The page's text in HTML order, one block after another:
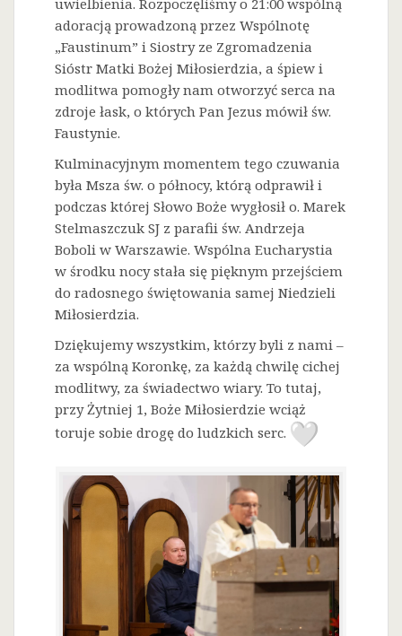
uwielbienia. Rozpoczęliśmy o 21:00 wspólną
adoracją prowadzoną przez Wspólnotę
„Faustinum” i Siostry ze Zgromadzenia
Sióstr Matki Bożej Miłosierdzia, a śpiew i
modlitwa pomogły nam otworzyć serca na
zdroje łask, o których Pan Jezus mówił św.
Faustynie.
Kulminacyjnym momentem tego czuwania
była Msza św. o północy, którą odprawił i
podczas której Słowo Boże wygłosił o. Marek
Stelmaszczuk SJ z parafii św. Andrzeja
Boboli w Warszawie. Wspólna Eucharystia
w środku nocy stała się pięknym przejściem
do radosnego świętowania samej Niedzieli
Miłosierdzia.
Dziękujemy wszystkim, którzy byli z nami –
za wspólną Koronkę, za każdą chwilę cichej
modlitwy, za świadectwo wiary. To tutaj,
przy Żytniej 1, Boże Miłosierdzie wciąż
toruje sobie drogę do ludzkich serc.